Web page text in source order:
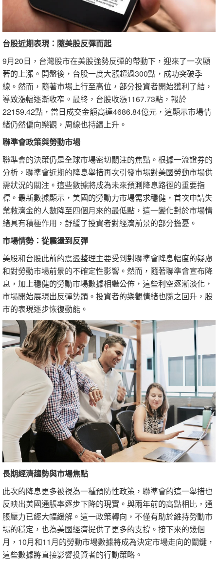
台股近期表現：隨美股反彈而起
9月20日，台灣股市在美股強勢反彈的帶動下，迎來了一次顯
著的上漲。開盤後，台股一度大漲超過300點，成功突破季
線。然而，隨著市場上行至高位，部分投資者開始獲利了結，
導致漲幅逐漸收窄。最終，台股收漲1167.73點，報於
22159.42點，當日成交金額高達4686.84億元，這顯示市場情
緒仍然偏向樂觀，周線也持續上升。
聯準會政策與勞動市場
聯準會的決策仍是全球市場密切關注的焦點。根據一流證券的
分析，聯準會近期的降息舉措再次引發市場對美國勞動市場供
需狀況的關注。這些數據將成為未來預測降息路徑的重要指
標。最新數據顯示，美國的勞動力市場需求穩健，首次申請失
業救濟金的人數降至四個月來的最低點，這一變化對於市場情
緒具有積極作用，舒緩了投資者對經濟前景的部分擔憂。
市場情勢：從震盪到反彈
美股和台股此前的震盪整理主要受到對聯準會降息幅度的疑慮
和對勞動市場前景的不確定性影響。然而，隨著聯準會宣布降
息，加上穩健的勞動市場數據相繼公佈，這些利空逐漸淡化，
市場開始展現出反彈勢頭。投資者的樂觀情緒也隨之回升，股
市的表現逐步恢復動能。
長期經濟趨勢與市場焦點
此次的降息更多被視為一種預防性政策，聯準會的這一舉措也
反映出美國通脹率逐步下降的現實。與兩年前的高點相比，通
脹壓力已經大幅緩解。這一政策轉向，不僅有助於維持勞動市
場的穩定，也為美國經濟提供了更多的支撐。接下來的幾個
月，10月和11月的勞動市場數據將成為決定市場走向的關鍵，
這些數據將直接影響投資者的行動策略。